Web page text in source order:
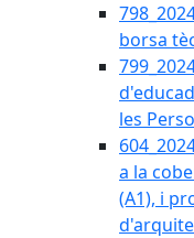
borsa
les
a la
(A1), i